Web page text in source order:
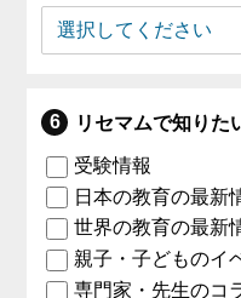
リセマムで知りた
受験情報
日本の教育の最新
世界の教育の最新
親子・子どものイ
専門家・先生のコ